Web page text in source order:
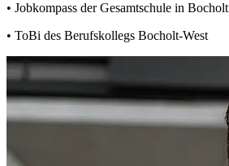
• Jobkompass der Gesamtschule in Bocholt
• ToBi des Berufskollegs Bocholt-West